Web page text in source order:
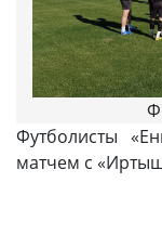
Футболисты
матчем с